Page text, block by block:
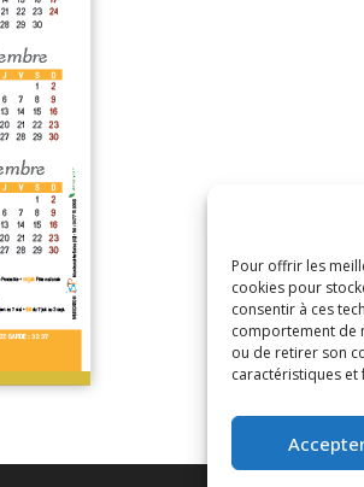
Pour offrir les
cookies pour
consentir à ces
comportement de
ou de retirer son
caractéristiques et